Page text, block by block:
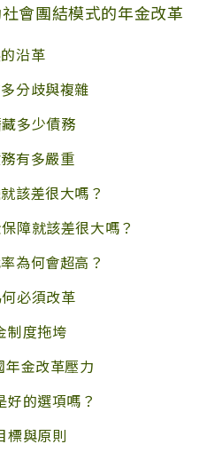
會團結模式的年金改革
沿革
分歧與複雜
多少債務
有多嚴重
該差很大嗎？
障就該差很大嗎？
為何會超高？
必須改革
制度拖垮
年金改革壓力
好的選項嗎？
標與原則